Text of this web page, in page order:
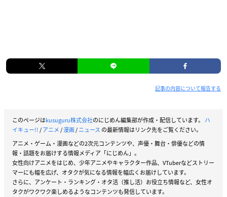
記事の内容について報告する
このページはkusuguru株式会社のにじめん編集部が作成・配信しています。 ハ
イキュー!!/アニメ/漫画/ニュース の最新情報はリンク先をご覧ください。
アニメ・ゲーム・漫画などの2次元コンテンツや、声優・舞台・俳優などの情
報・話題をお届けする情報メディア「にじめん」。
女性向けアニメをはじめ、少年アニメやキャラクター作品、VTuberなどストリー
マーにも幅を広げ、オタクが気になる情報を幅広くお届けしています。
さらに、アンケート・ランキング・オタ活（推し活）お役立ち情報など、女性オ
タクがワクワク楽しめるようなコンテンツも発信しています。